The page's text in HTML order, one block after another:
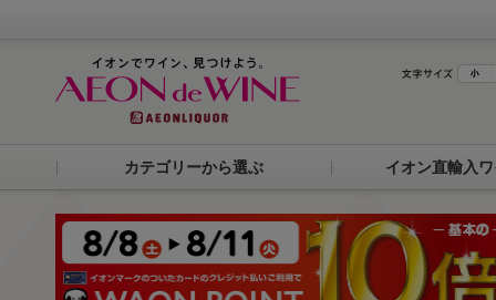
カテゴリーから選ぶ イオン直輸入